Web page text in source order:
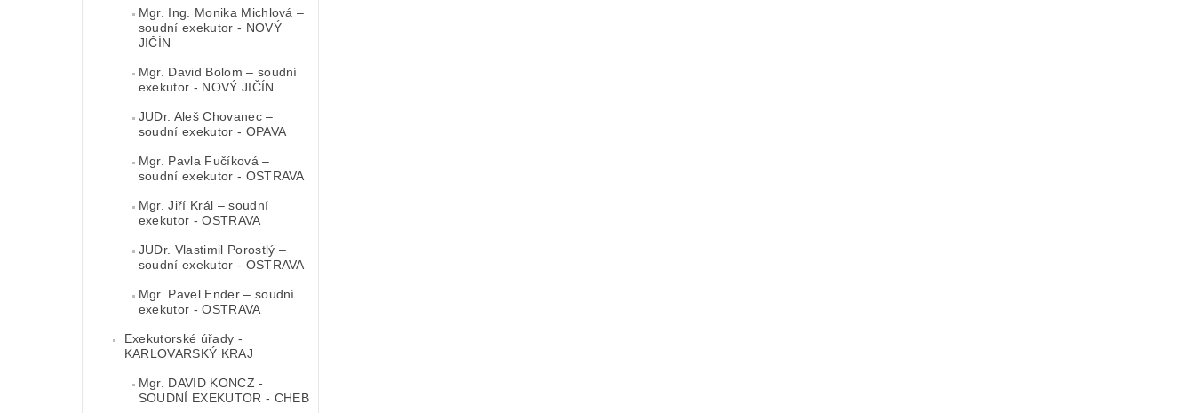
Mgr. Ing. Monika Michlová –
soudní exekutor - NOVÝ
JIČÍN
Mgr. David Bolom – soudní
exekutor - NOVÝ JIČÍN
JUDr. Aleš Chovanec –
soudní exekutor - OPAVA
Mgr. Pavla Fučíková –
soudní exekutor - OSTRAVA
Mgr. Jiří Král – soudní
exekutor - OSTRAVA
JUDr. Vlastimil Porostlý –
soudní exekutor - OSTRAVA
Mgr. Pavel Ender – soudní
exekutor - OSTRAVA
Exekutorské úřady -
KARLOVARSKÝ KRAJ
Mgr. DAVID KONCZ -
SOUDNÍ EXEKUTOR - CHEB